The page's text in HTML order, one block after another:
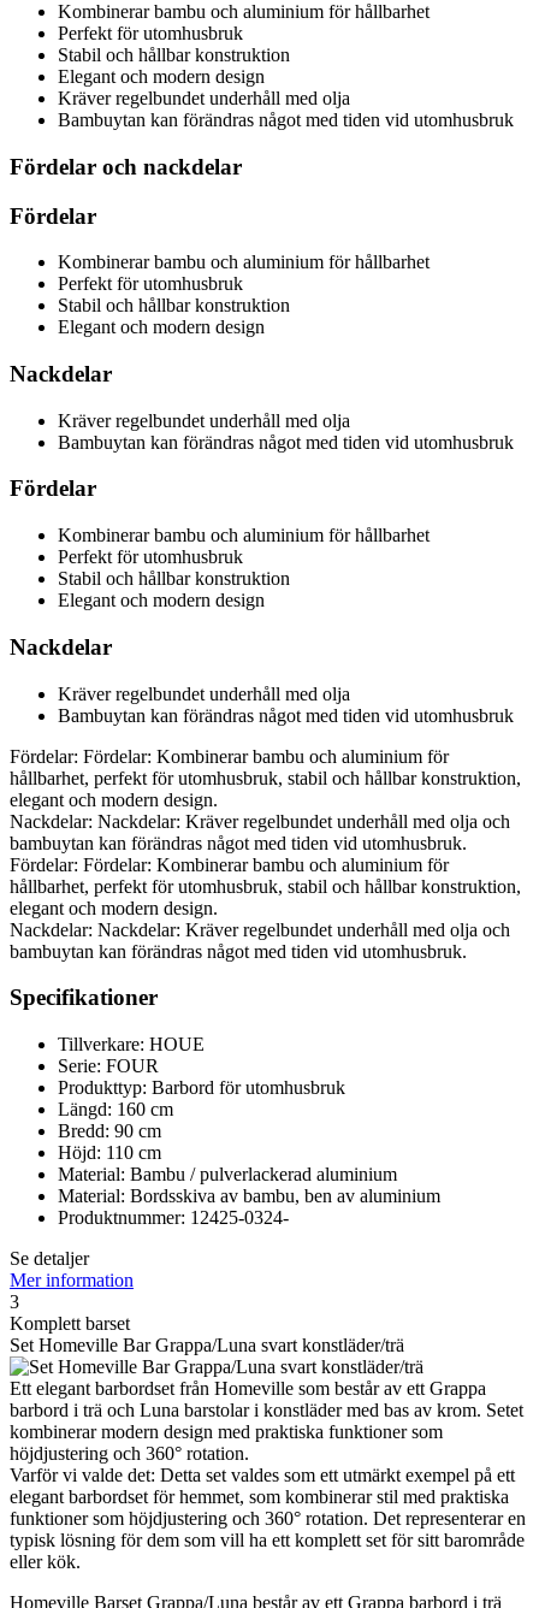
Kombinerar bambu och aluminium för hållbarhet
Perfekt för utomhusbruk
Stabil och hållbar konstruktion
Elegant och modern design
Kräver regelbundet underhåll med olja
Bambuytan kan förändras något med tiden vid utomhusbruk
Fördelar och nackdelar
Fördelar
Kombinerar bambu och aluminium för hållbarhet
Perfekt för utomhusbruk
Stabil och hållbar konstruktion
Elegant och modern design
Nackdelar
Kräver regelbundet underhåll med olja
Bambuytan kan förändras något med tiden vid utomhusbruk
Fördelar
Kombinerar bambu och aluminium för hållbarhet
Perfekt för utomhusbruk
Stabil och hållbar konstruktion
Elegant och modern design
Nackdelar
Kräver regelbundet underhåll med olja
Bambuytan kan förändras något med tiden vid utomhusbruk
Fördelar: Fördelar: Kombinerar bambu och aluminium för
hållbarhet, perfekt för utomhusbruk, stabil och hållbar konstruktion,
elegant och modern design.
Nackdelar: Nackdelar: Kräver regelbundet underhåll med olja och
bambuytan kan förändras något med tiden vid utomhusbruk.
Fördelar: Fördelar: Kombinerar bambu och aluminium för
hållbarhet, perfekt för utomhusbruk, stabil och hållbar konstruktion,
elegant och modern design.
Nackdelar: Nackdelar: Kräver regelbundet underhåll med olja och
bambuytan kan förändras något med tiden vid utomhusbruk.
Specifikationer
Tillverkare: HOUE
Serie: FOUR
Produkttyp: Barbord för utomhusbruk
Längd: 160 cm
Bredd: 90 cm
Höjd: 110 cm
Material: Bambu / pulverlackerad aluminium
Material: Bordsskiva av bambu, ben av aluminium
Produktnummer: 12425-0324-
Se detaljer
Mer information
3
Komplett barset
Set Homeville Bar Grappa/Luna svart konstläder/trä
Ett elegant barbordset från Homeville som består av ett Grappa
barbord i trä och Luna barstolar i konstläder med bas av krom. Setet
kombinerar modern design med praktiska funktioner som
höjdjustering och 360° rotation.
Varför vi valde det: Detta set valdes som ett utmärkt exempel på ett
elegant barbordset för hemmet, som kombinerar stil med praktiska
funktioner som höjdjustering och 360° rotation. Det representerar en
typisk lösning för dem som vill ha ett komplett set för sitt barområde
eller kök.
Homeville Barset Grappa/Luna består av ett Grappa barbord i trä